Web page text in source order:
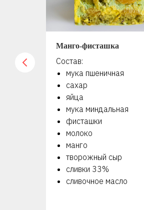
Манго-фисташка
Состав:
мука пшеничная
сахар
яйца
мука миндальная
фисташки
молоко
манго
творожный сыр
сливки 33%
сливочное масло